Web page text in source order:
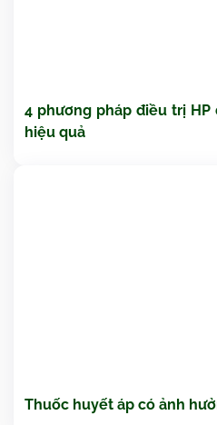
4 phương pháp điều trị
hiệu quả
Thuốc huyết áp có ảnh